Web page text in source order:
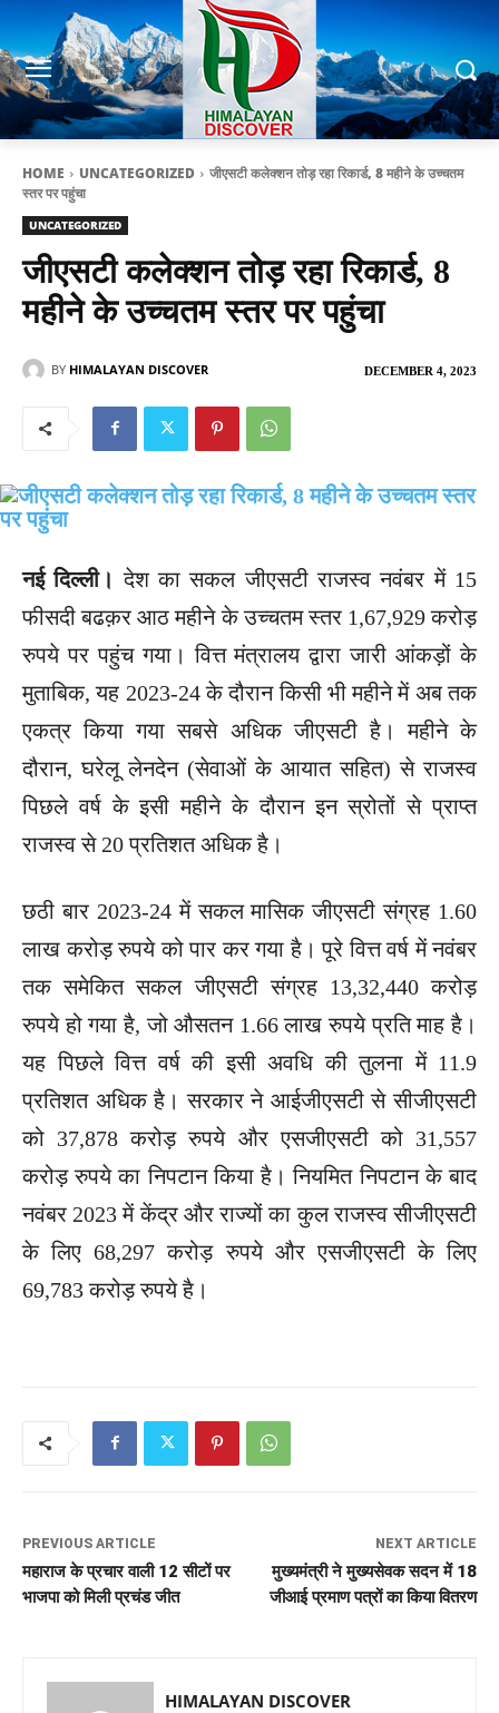
HOME UNCATEGORIZED
जीएसटी कलेक्शन तोड़ रहा रिकार्ड, 8 महीने के उच्चतम
स्तर पर पहुंचा
UNCATEGORIZED
जीएसटी कलेक्शन तोड़ रहा रिकार्ड, 8
महीने के उच्चतम स्तर पर पहुंचा
DECEMBER 4, 2023
BY HIMALAYAN DISCOVER
नई दिल्ली। देश का सकल जीएसटी राजस्व नवंबर में 15
फीसदी बढक़र आठ महीने के उच्चतम स्तर 1,67,929 करोड़
रुपये पर पहुंच गया। वित्त मंत्रालय द्वारा जारी आंकड़ों के
मुताबिक, यह 2023-24 के दौरान किसी भी महीने में अब तक
एकत्र किया गया सबसे अधिक जीएसटी है। महीने के
दौरान, घरेलू लेनदेन (सेवाओं के आयात सहित) से राजस्व
पिछले वर्ष के इसी महीने के दौरान इन स्रोतों से प्राप्त
राजस्व से 20 प्रतिशत अधिक है।
छठी बार 2023-24 में सकल मासिक जीएसटी संग्रह 1.60
लाख करोड़ रुपये को पार कर गया है। पूरे वित्त वर्ष में नवंबर
तक समेकित सकल जीएसटी संग्रह 13,32,440 करोड़
रुपये हो गया है, जो औसतन 1.66 लाख रुपये प्रति माह है।
यह पिछले वित्त वर्ष की इसी अवधि की तुलना में 11.9
प्रतिशत अधिक है। सरकार ने आईजीएसटी से सीजीएसटी
को 37,878 करोड़ रुपये और एसजीएसटी को 31,557
करोड़ रुपये का निपटान किया है। नियमित निपटान के बाद
नवंबर 2023 में केंद्र और राज्यों का कुल राजस्व सीजीएसटी
के लिए 68,297 करोड़ रुपये और एसजीएसटी के लिए
69,783 करोड़ रुपये है।
PREVIOUS ARTICLE
महाराज के प्रचार वाली 12 सीटों पर
भाजपा को मिली प्रचंड जीत
NEXT ARTICLE
मुख्यमंत्री ने मुख्यसेवक सदन में 18
जीआई प्रमाण पत्रों का किया वितरण
HIMALAYAN DISCOVER